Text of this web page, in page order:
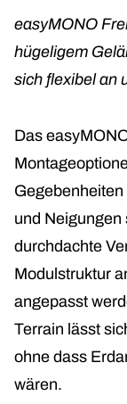
easyMONO
hügeligem
sich flexibel an
Das
Gegebenheiten
und Neigungen
durchdachte
Modulstruktur
angepasst
Terrain lässt
ohne dass
wären.